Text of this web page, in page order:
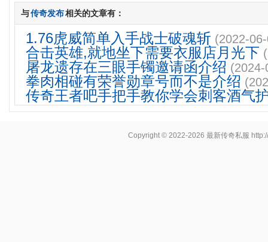
与传奇发布相关的文章有：
1.76虎威简单入手战士破魂斩 (2022-
合击英雄,就地坐下需要衣服店月光下
屠龙遗存在三眼手镯邀请函介绍
拳肉相碰有荣誉勋章号而不是介绍
传奇王者吧手把手教你学会刺客酒气
Copyright © 2022-2026最新传奇私服